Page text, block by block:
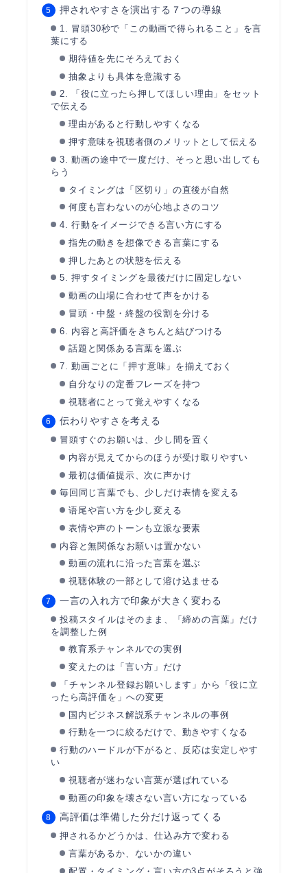
押されやすさを演出する７つの導線
1. 冒頭30秒で「この動画で得られること」を言
葉にする
期待値を先にそろえておく
抽象よりも具体を意識する
2. 「役に立ったら押してほしい理由」をセット
で伝える
理由があると行動しやすくなる
押す意味を視聴者側のメリットとして伝える
3. 動画の途中で一度だけ、そっと思い出しても
らう
タイミングは「区切り」の直後が自然
何度も言わないのが心地よさのコツ
4. 行動をイメージできる言い方にする
指先の動きを想像できる言葉にする
押したあとの状態を伝える
5. 押すタイミングを最後だけに固定しない
動画の山場に合わせて声をかける
冒頭・中盤・終盤の役割を分ける
6. 内容と高評価をきちんと結びつける
話題と関係ある言葉を選ぶ
7. 動画ごとに「押す意味」を揃えておく
自分なりの定番フレーズを持つ
視聴者にとって覚えやすくなる
伝わりやすさを考える
冒頭すぐのお願いは、少し間を置く
内容が見えてからのほうが受け取りやすい
最初は価値提示、次に声かけ
毎回同じ言葉でも、少しだけ表情を変える
语尾や言い方を少し変える
表情や声のトーンも立派な要素
内容と無関係なお願いは置かない
動画の流れに沿った言葉を選ぶ
視聴体験の一部として溶け込ませる
一言の入れ方で印象が大きく変わる
投稿スタイルはそのまま、「締めの言葉」だけ
を調整した例
教育系チャンネルでの実例
変えたのは「言い方」だけ
「チャンネル登録お願いします」から「役に立
ったら高評価を」への変更
国内ビジネス解説系チャンネルの事例
行動を一つに絞るだけで、動きやすくなる
行動のハードルが下がると、反応は安定しやす
い
視聴者が迷わない言葉が選ばれている
動画の印象を壊さない言い方になっている
高評価は準備した分だけ返ってくる
押されるかどうかは、仕込み方で変わる
言葉があるか、ないかの違い